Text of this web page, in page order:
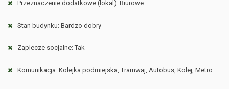
Przeznaczenie dodatkowe (lokal): Biurowe
Stan budynku: Bardzo dobry
Zaplecze socjalne: Tak
Komunikacja: Kolejka podmiejska, Tramwaj, Autobus, Kolej, Metro